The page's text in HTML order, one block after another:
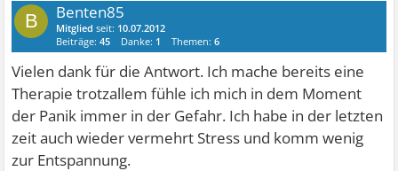
B Benten85
Mitglied seit: 10.07.2012
Beiträge:45 Danke: 1 Themen:6
Vielen dank für die Antwort. Ich mache bereits eine
Therapie trotzallem fühle ich mich in dem Moment
der Panik immer in der Gefahr. Ich habe in der letzten
zeit auch wieder vermehrt Stress und komm wenig
zur Entspannung.